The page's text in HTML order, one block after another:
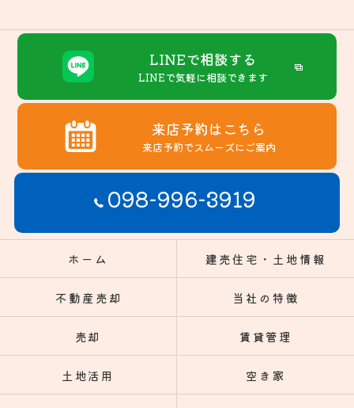
LINEで相談する
LINEで気軽に相談できます
来店予約はこちら
来店予約でスムーズにご案内
098-996-3919
ホーム 建売住宅・土地情報
不動産売却 当社の特徴
売却 賃貸管理
土地活用 空き家